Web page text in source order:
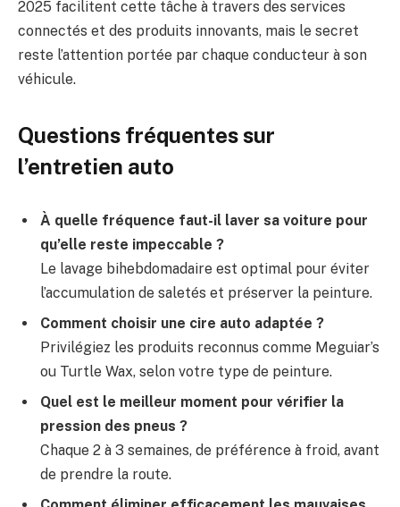
2025 facilitent cette tâche à travers des services
connectés et des produits innovants, mais le secret
reste l’attention portée par chaque conducteur à son
véhicule.
Questions fréquentes sur
l’entretien auto
À quelle fréquence faut-il laver sa voiture pour
qu’elle reste impeccable ?
Le lavage bihebdomadaire est optimal pour éviter
l’accumulation de saletés et préserver la peinture.
Comment choisir une cire auto adaptée ?
Privilégiez les produits reconnus comme Meguiar’s
ou Turtle Wax, selon votre type de peinture.
Quel est le meilleur moment pour vérifier la
pression des pneus ?
Chaque 2 à 3 semaines, de préférence à froid, avant
de prendre la route.